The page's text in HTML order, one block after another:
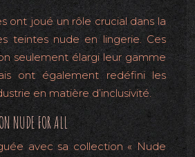
ont joué un rôle crucial dans la
teintes nude en lingerie. Ces
seulement élargi leur gamme
ont également redéfini les
en matière d’inclusivité.
NUDE FOR ALL
avec sa collection « Nude